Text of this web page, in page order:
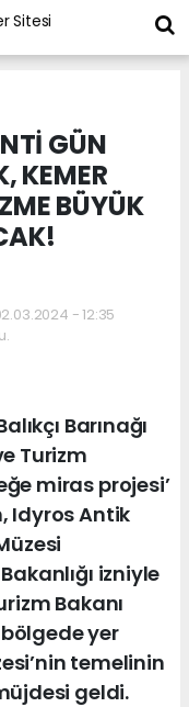
GÜN
KEMER
BÜYÜK
- 12:35
Barınağı
Turizm
miras projesi’
Idyros Antik
izniyle
Bakanı
bölgede yer
temelinin
geldi.